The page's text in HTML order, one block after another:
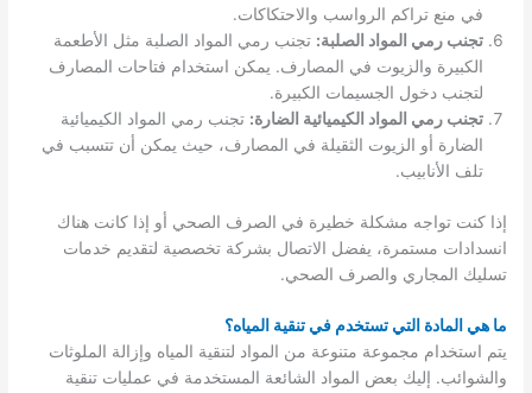
في منع تراكم الرواسب والاحتكاكات.
تجنب رمي المواد الصلبة: تجنب رمي المواد الصلبة مثل الأطعمة
الكبيرة والزيوت في المصارف. يمكن استخدام فتاحات المصارف
لتجنب دخول الجسيمات الكبيرة.
تجنب رمي المواد الكيميائية الضارة: تجنب رمي المواد الكيميائية
الضارة أو الزيوت الثقيلة في المصارف، حيث يمكن أن تتسبب في
تلف الأنابيب.
إذا كنت تواجه مشكلة خطيرة في الصرف الصحي أو إذا كانت هناك
انسدادات مستمرة، يفضل الاتصال بشركة تخصصية لتقديم خدمات
تسليك المجاري والصرف الصحي.
ما هي المادة التي تستخدم في تنقية المياه؟
يتم استخدام مجموعة متنوعة من المواد لتنقية المياه وإزالة الملوثات
والشوائب. إليك بعض المواد الشائعة المستخدمة في عمليات تنقية